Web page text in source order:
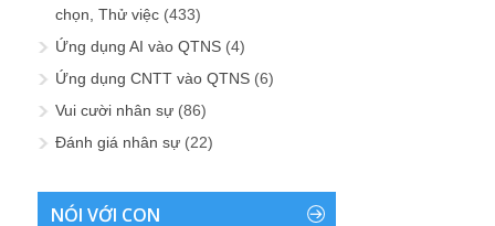
chọn, Thử việc (433)
Ứng dụng AI vào QTNS (4)
Ứng dụng CNTT vào QTNS (6)
Vui cười nhân sự (86)
Đánh giá nhân sự (22)
NÓI VỚI CON